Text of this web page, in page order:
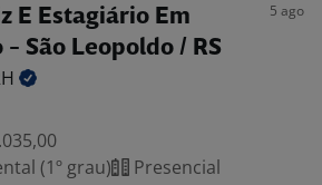
E Estagiário Em
São Leopoldo / RS
5 ago
(1º grau)
Presencial